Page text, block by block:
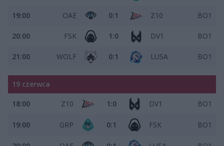
19:00 OAE 0:1 Z10 BO1
20:00 FSK 1:0 DV1 BO1
21:00 WOLF 0:1 LUSA BO1
19 czerwca
18:00 Z10 1:0 DV1 BO1
19:00 GRP 0:1 FSK BO1